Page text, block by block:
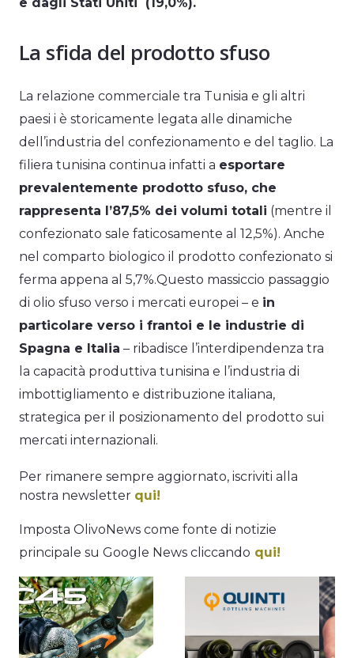
La sfida del prodotto sfuso
La relazione commerciale tra Tunisia e gli altri
paesi i è storicamente legata alle dinamiche
dell’industria del confezionamento e del taglio. La
filiera tunisina continua infatti a esportare
prevalentemente prodotto sfuso, che
rappresenta l’87,5% dei volumi totali (mentre il
confezionato sale faticosamente al 12,5%). Anche
nel comparto biologico il prodotto confezionato si
ferma appena al 5,7%.Questo massiccio passaggio
di olio sfuso verso i mercati europei – e in
particolare verso i frantoi e le industrie di
Spagna e Italia – ribadisce l’interdipendenza tra
la capacità produttiva tunisina e l’industria di
imbottigliamento e distribuzione italiana,
strategica per il posizionamento del prodotto sui
mercati internazionali.
Per rimanere sempre aggiornato, iscriviti alla
nostra newsletter qui!
Imposta OlivoNews come fonte di notizie
principale su Google News cliccando qui!